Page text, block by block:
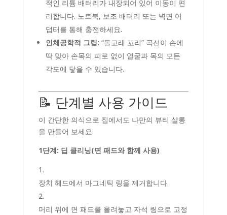
적인 리튬 배터리가 내장되어 있어 이동이 편
리합니다. 노트북, 보조 배터리 또는 벽면 어
댑터를 통해 충전하세요.
인체공학적 그립: “돌고래 꼬리” 곡선이 손에
딱 맞아 손목의 피로 없이 얼굴과 목의 모든
각도에 닿을 수 있습니다.
📝 단계별 사용 가이드
이 간단한 의식으로 집에서도 나만의 뷰티 살롱
을 만들어 보세요.
1단계: 딥 클리닝(면 패드와 함께 사용)
장치 헤드에서 마그네틱 링을 제거합니다.
머리 위에 면 패드를 올려놓고 자석 링으로 고정